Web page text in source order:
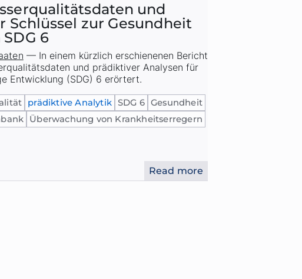
und
Schlüssel zur Gesundheit
6
Read more
— In einem kürzlich erschienenen Bericht
und prädiktiver Analysen für
Entwicklung (SDG) 6 erörtert.
prädiktive Analytik SDG 6 Gesundheit
Überwachung von Krankheitserregern